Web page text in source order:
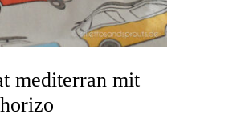
mediterran mit